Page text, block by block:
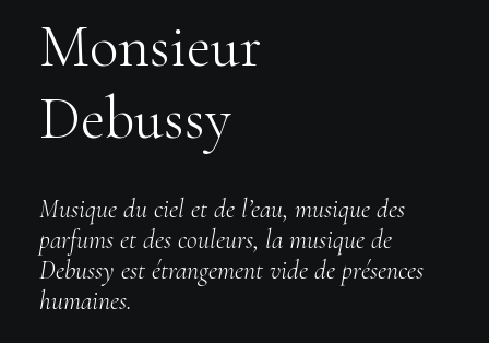
Monsieur
Debussy
Musique du ciel et de l’eau, musique des
parfums et des couleurs, la musique de
Debussy est étrangement vide de présences
humaines.